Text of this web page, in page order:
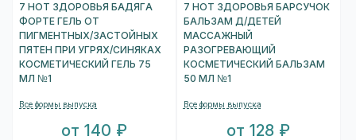
7 НОТ ЗДОРОВЬЯ БАДЯГА
ФОРТЕ ГЕЛЬ ОТ
ПИГМЕНТНЫХ/ЗАСТОЙНЫХ
ПЯТЕН ПРИ УГРЯХ/СИНЯКАХ
КОСМЕТИЧЕСКИЙ ГЕЛЬ 75
МЛ №1
Все формы выпуска
от 140 ₽
7 НОТ ЗДОРОВЬЯ БАРСУЧОК
БАЛЬЗАМ Д/ДЕТЕЙ
МАССАЖНЫЙ
РАЗОГРЕВАЮЩИЙ
КОСМЕТИЧЕСКИЙ БАЛЬЗАМ
50 МЛ №1
Все формы выпуска
от 128 ₽